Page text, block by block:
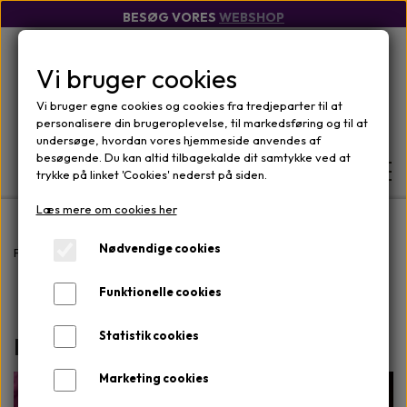
BESØG VORES WEBSHOP
FORSIDE
WEBSHOP
MÆRKER
ANSIGTSPLEJE
OM
OM KLINIKKEN
KONTAKT
Forside Voksbehandlinger Voksbehandling ansigt
Hårfjerning ansigt
Vi bruger cookies
Vi bruger egne cookies og cookies fra tredjeparter til at
personalisere din brugeroplevelse, til markedsføring og til at
undersøge, hvordan vores hjemmeside anvendes af
besøgende. Du kan altid tilbagekalde dit samtykke ved at
trykke på linket 'Cookies' nederst på siden.
Læs mere om cookies her
Nødvendige cookies
Funktionelle cookies
Statistik cookies
Marketing cookies